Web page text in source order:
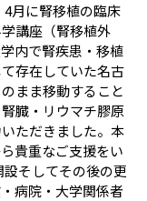
月に腎移植の臨床
講座（腎移植外
内で腎疾患・移植
存在していた名古
まま移動すること
臓・リウマチ膠原
ただきました。本
貴重なご支援をい
そしてその後の更
病院・大学関係者